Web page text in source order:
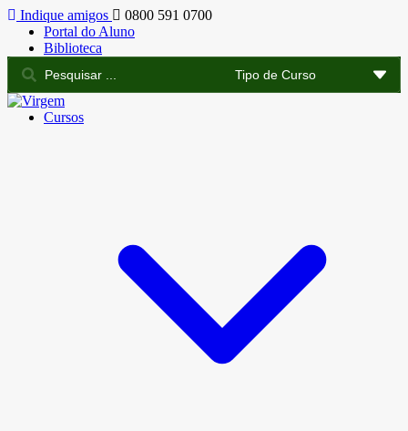
Indique amigos
0800 591 0700
Portal do Aluno
Biblioteca
Cursos